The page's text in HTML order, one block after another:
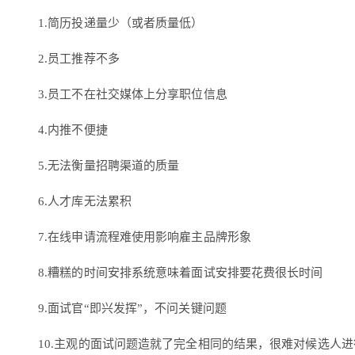
1.简历投递量少（或者质量低）
2.员工推荐不多
3.员工不在社交媒体上分享职位信息
4.内推不便捷
5.无法衡量招聘渠道的质量
6.人才库无法累积
7.在线申请流程难使用影响雇主品牌形象
8.糟糕的时间安排系统意味着面试安排要花费很长时间
9.面试官“即兴发挥”，不问关键问题
10.主观的面试问题造就了完全相同的结果，很难对候选人